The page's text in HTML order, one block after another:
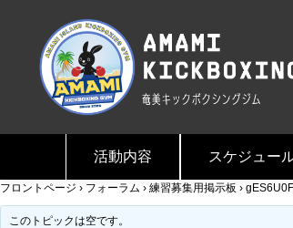
活動内容 スケジュー
フロントページ › フォーラム › 練習募集用掲示板 ›
このトピックは空です。